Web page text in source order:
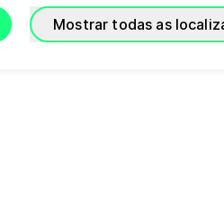
Mostrar todas as